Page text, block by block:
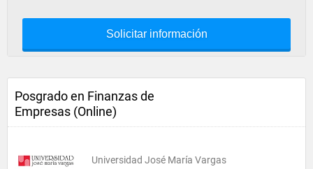
Solicitar información
Posgrado en Finanzas de
Empresas (Online)
Universidad José María Vargas